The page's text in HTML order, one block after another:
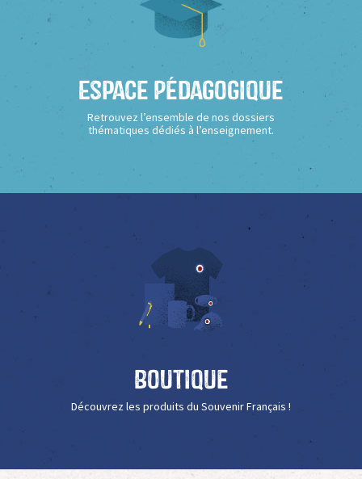
Espace Pédagogique
Retrouvez l’ensemble de nos dossiers
thématiques dédiés à l’enseignement.
Boutique
Découvrez les produits du Souvenir Français !